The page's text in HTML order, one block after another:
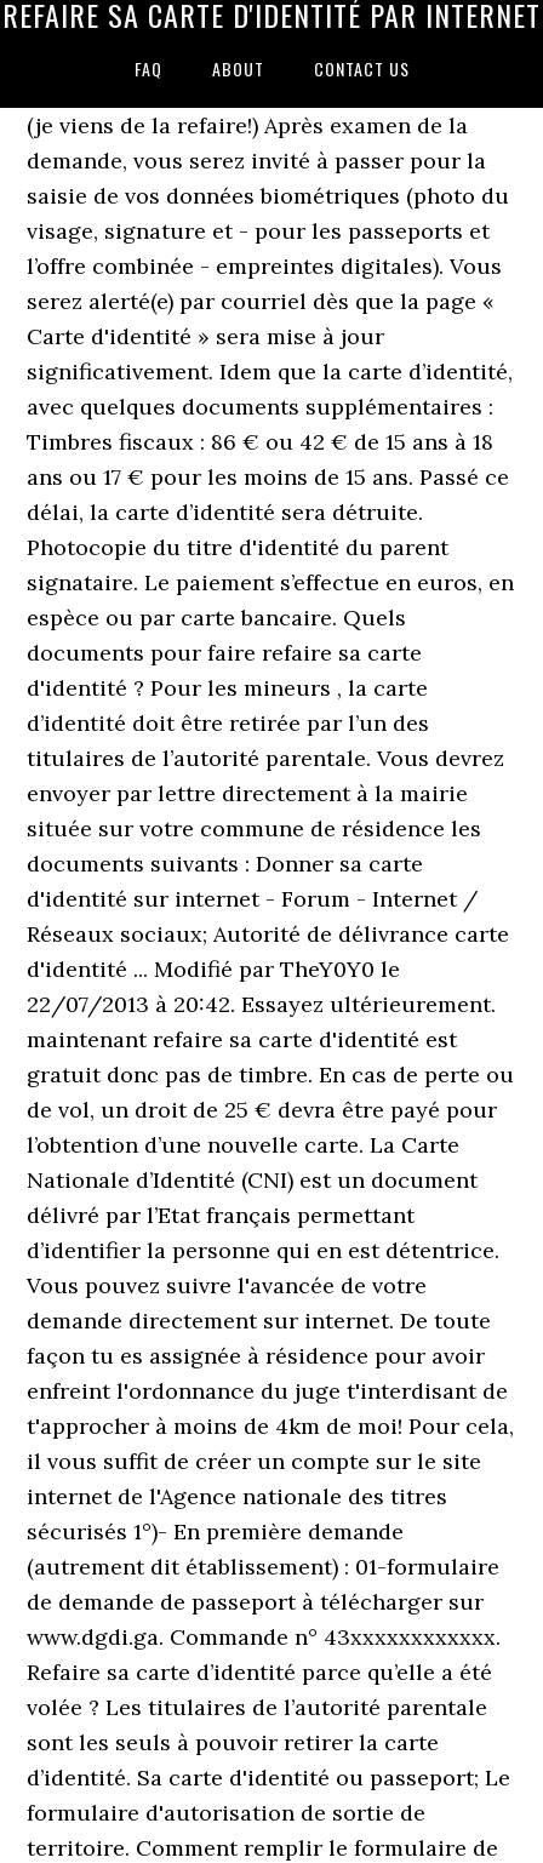
REFAIRE SA CARTE D'IDENTITÉ PAR INTERNET
FAQ ABOUT CONTACT US
(je viens de la refaire!) Après examen de la
demande, vous serez invité à passer pour la
saisie de vos données biométriques (photo du
visage, signature et - pour les passeports et
l’offre combinée - empreintes digitales). Vous
serez alerté(e) par courriel dès que la page «
Carte d'identité » sera mise à jour
significativement. Idem que la carte d’identité,
avec quelques documents supplémentaires :
Timbres fiscaux : 86 € ou 42 € de 15 ans à 18
ans ou 17 € pour les moins de 15 ans. Passé ce
délai, la carte d’identité sera détruite.
Photocopie du titre d'identité du parent
signataire. Le paiement s’effectue en euros, en
espèce ou par carte bancaire. Quels
documents pour faire refaire sa carte
d'identité ? Pour les mineurs , la carte
d’identité doit être retirée par l’un des
titulaires de l’autorité parentale. Vous devrez
envoyer par lettre directement à la mairie
située sur votre commune de résidence les
documents suivants : Donner sa carte
d'identité sur internet - Forum - Internet /
Réseaux sociaux; Autorité de délivrance carte
d'identité ... Modifié par TheY0Y0 le
22/07/2013 à 20:42. Essayez ultérieurement.
maintenant refaire sa carte d'identité est
gratuit donc pas de timbre. En cas de perte ou
de vol, un droit de 25 € devra être payé pour
l’obtention d’une nouvelle carte. La Carte
Nationale d’Identité (CNI) est un document
délivré par l’Etat français permettant
d’identifier la personne qui en est détentrice.
Vous pouvez suivre l'avancée de votre
demande directement sur internet. De toute
façon tu es assignée à résidence pour avoir
enfreint l'ordonnance du juge t'interdisant de
t'approcher à moins de 4km de moi! Pour cela,
il vous suffit de créer un compte sur le site
internet de l'Agence nationale des titres
sécurisés 1°)- En première demande
(autrement dit établissement) : 01-formulaire
de demande de passeport à télécharger sur
www.dgdi.ga. Commande n° 43xxxxxxxxxxxx.
Refaire sa carte d’identité parce qu’elle a été
volée ? Les titulaires de l’autorité parentale
sont les seuls à pouvoir retirer la carte
d’identité. Sa carte d'identité ou passeport; Le
formulaire d'autorisation de sortie de
territoire. Comment remplir le formulaire de